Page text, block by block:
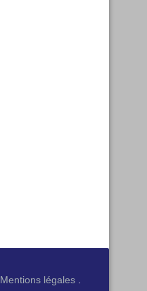
Mentions légales